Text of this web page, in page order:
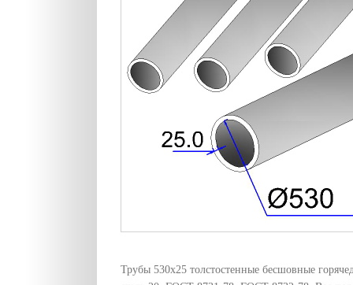
Трубы 530х25 толстостенные бесшовные